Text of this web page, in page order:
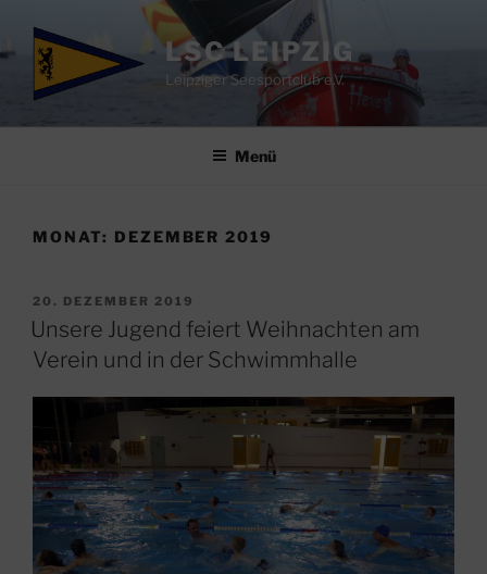
Inhalt
springen
LSC LEIPZIG
Leipziger Seesportclub e.V.
Menü
MONAT: DEZEMBER 2019
VERÖFFENTLICHT
AM
20. DEZEMBER 2019
Unsere Jugend feiert Weihnachten am
Verein und in der Schwimmhalle